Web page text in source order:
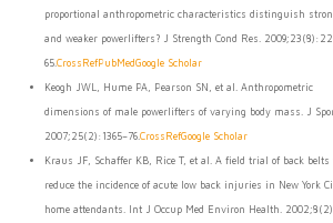
proportional anthropometric characteristics distinguish
and weaker powerlifters? J Strength Cond Res.
65.CrossRefPubMedGoogle Scholar
Keogh JWL, Hume PA, Pearson SN, et al. Anthropometric
dimensions of male powerlifters of varying body mass. J
2007;25(2):1365–76.CrossRefGoogle Scholar
Kraus JF, Schaffer KB, Rice T, et al. A field trial of back belts
reduce the incidence of acute low back injuries in New York
home attendants. Int J Occup Med Environ Health.